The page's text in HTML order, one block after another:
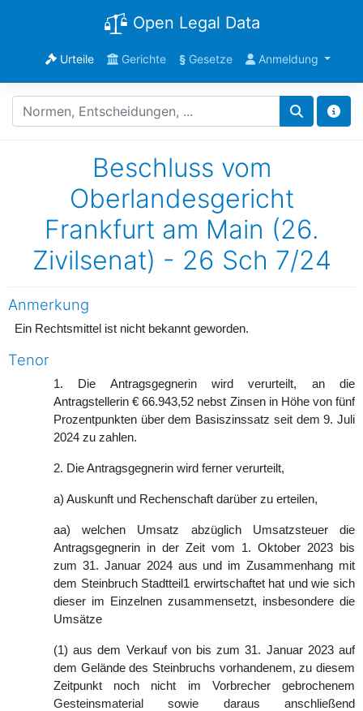
Open Legal Data
Urteile Gerichte §Gesetze Anmeldung
Beschluss vom
Oberlandesgericht
Frankfurt am Main (26.
Zivilsenat) - 26 Sch 7/24
Anmerkung
Ein Rechtsmittel ist nicht bekannt geworden.
Tenor
1. Die Antragsgegnerin wird verurteilt, an die
Antragstellerin € 66.943,52 nebst Zinsen in Höhe von fünf
Prozentpunkten über dem Basiszinssatz seit dem 9. Juli
2024 zu zahlen.
2. Die Antragsgegnerin wird ferner verurteilt,
a) Auskunft und Rechenschaft darüber zu erteilen,
aa) welchen Umsatz abzüglich Umsatzsteuer die
Antragsgegnerin in der Zeit vom 1. Oktober 2023 bis
zum 31. Januar 2024 aus und im Zusammenhang mit
dem Steinbruch Stadtteil1 erwirtschaftet hat und wie sich
dieser im Einzelnen zusammensetzt, insbesondere die
Umsätze
(1) aus dem Verkauf von bis zum 31. Januar 2023 auf
dem Gelände des Steinbruchs vorhandenem, zu diesem
Zeitpunkt noch nicht im Vorbrecher gebrochenem
Gesteinsmaterial sowie daraus anschließend